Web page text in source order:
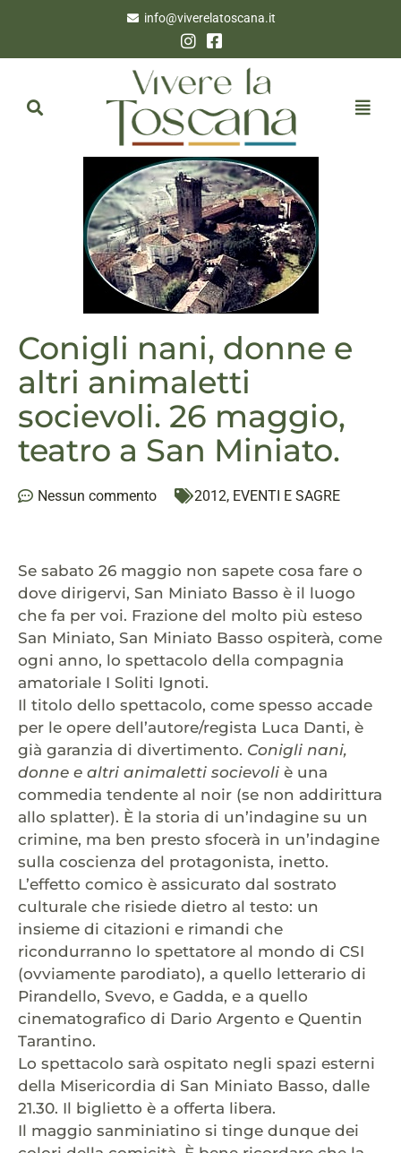
info@viverelatoscana.it
Conigli nani, donne e
altri animaletti
socievoli. 26 maggio,
teatro a San Miniato.
Nessun commento 2012, EVENTI E SAGRE
Se sabato 26 maggio non sapete cosa fare o
dove dirigervi, San Miniato Basso è il luogo
che fa per voi. Frazione del molto più esteso
San Miniato, San Miniato Basso ospiterà, come
ogni anno, lo spettacolo della compagnia
amatoriale I Soliti Ignoti.
Il titolo dello spettacolo, come spesso accade
per le opere dell’autore/regista Luca Danti, è
già garanzia di divertimento. Conigli nani,
donne e altri animaletti socievoli è una
commedia tendente al noir (se non addirittura
allo splatter). È la storia di un’indagine su un
crimine, ma ben presto sfocerà in un’indagine
sulla coscienza del protagonista, inetto.
L’effetto comico è assicurato dal sostrato
culturale che risiede dietro al testo: un
insieme di citazioni e rimandi che
ricondurranno lo spettatore al mondo di CSI
(ovviamente parodiato), a quello letterario di
Pirandello, Svevo, e Gadda, e a quello
cinematografico di Dario Argento e Quentin
Tarantino.
Lo spettacolo sarà ospitato negli spazi esterni
della Misericordia di San Miniato Basso, dalle
21.30. Il biglietto è a offerta libera.
Il maggio sanminiatino si tinge dunque dei